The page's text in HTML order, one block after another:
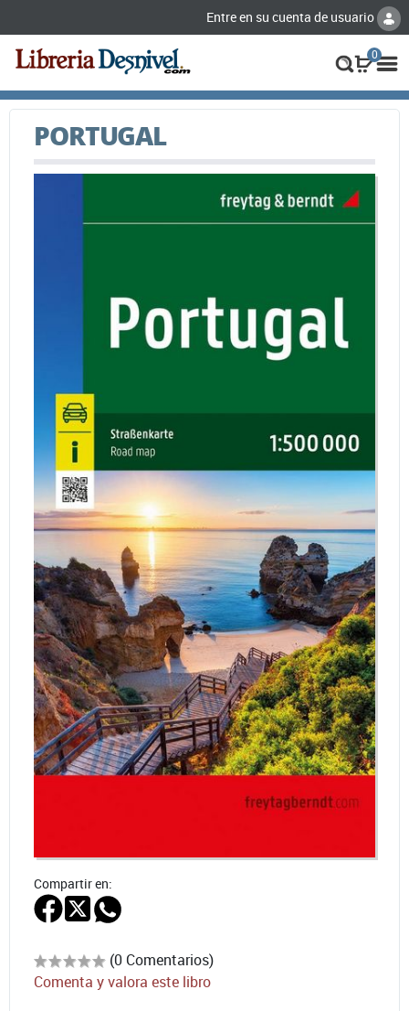
Entre en su cuenta de usuario
0
PORTUGAL
Compartir en:
(0 Comentarios)
Comenta y valora este libro